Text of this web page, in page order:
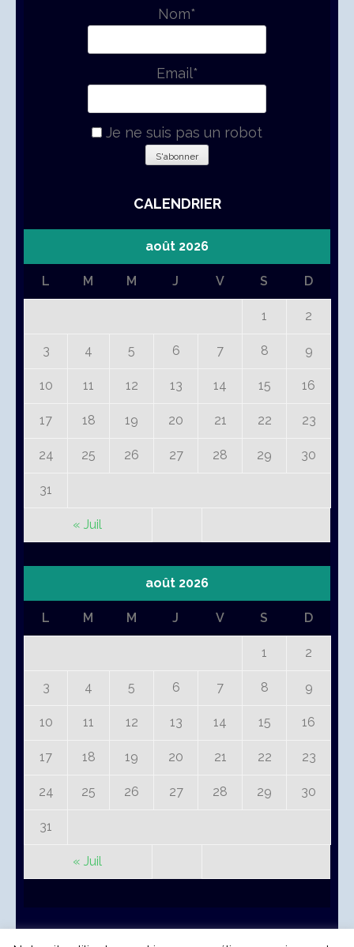
Nom*
Email*
Je ne suis pas un robot
CALENDRIER
août 2026
L M M J V S D
1 2
3 4 5 6 7 8 9
10 11 12 13 14 15 16
17 18 19 20 21 22 23
24 25 26 27 28 29 30
31
« Juil
août 2026
L M M J V S D
1 2
3 4 5 6 7 8 9
10 11 12 13 14 15 16
17 18 19 20 21 22 23
24 25 26 27 28 29 30
31
« Juil